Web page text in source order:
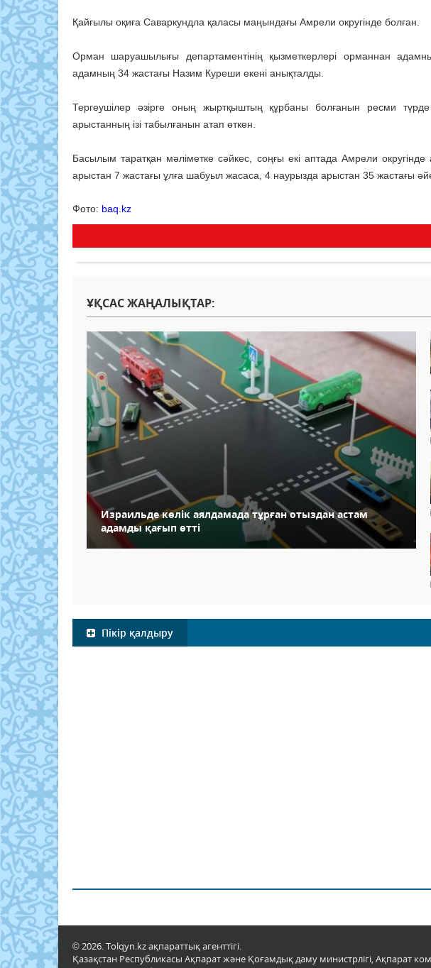
Қайғылы оқиға Саваркундла қаласы маңындағы Амрели округінде болған.
Орман шаруашылығы департаментінің қызметкерлері орманнан
адамның 34 жастағы Назим Куреши екені анықталды.
Тергеушілер әзірге оның жыртқыштың құрбаны болғанын ресми
арыстанның ізі табылғанын атап өткен.
Басылым таратқан мәліметке сәйкес, соңғы екі аптада Амрели
арыстан 7 жастағы ұлға шабуыл жасаса, 4 наурызда арыстан 35 жастағы
Фото: baq.kz
ҰҚСАС ЖАҢАЛЫҚТАР:
Израильде көлік аялдамада тұрған отыздан астам
адамды қағып өтті
Пікір қалдыру
© 2026. Tolqyn.kz ақпараттық агенттігі.
Қазақстан Республикасы Ақпарат және Қоғамдық даму министрлігі, Ақпарат